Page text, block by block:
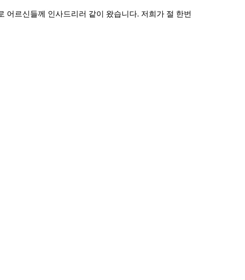
어르신들께 인사드리러 같이 왔습니다. 저희가 절 한번